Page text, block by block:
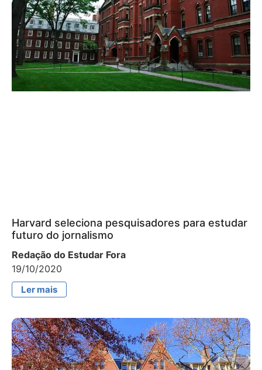
Harvard seleciona pesquisadores para estudar
futuro do jornalismo
Redação do Estudar Fora
19/10/2020
Ler mais